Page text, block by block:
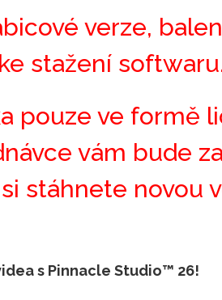
verze,
stažení
pouze ve formě
vám bude
stáhnete novou
s Pinnacle Studio™ 26!